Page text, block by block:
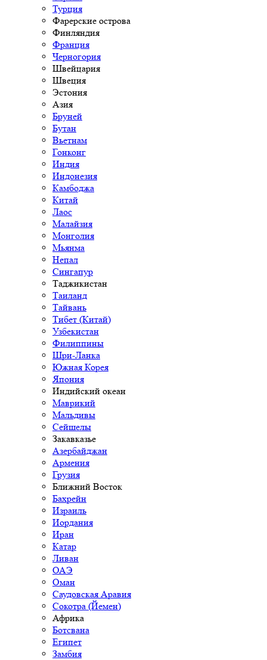
Турция
Фарерские острова
Финляндия
Франция
Черногория
Швейцария
Швеция
Эстония
Азия
Бруней
Бутан
Вьетнам
Гонконг
Индия
Индонезия
Камбоджа
Китай
Лаос
Малайзия
Монголия
Мьянма
Непал
Сингапур
Таджикистан
Таиланд
Тайвань
Тибет (Китай)
Узбекистан
Филиппины
Шри-Ланка
Южная Корея
Япония
Индийский океан
Маврикий
Мальдивы
Сейшелы
Закавказье
Азербайджан
Армения
Грузия
Ближний Восток
Бахрейн
Израиль
Иордания
Иран
Катар
Ливан
ОАЭ
Оман
Саудовская Аравия
Сокотра (Йемен)
Африка
Ботсвана
Египет
Замбия